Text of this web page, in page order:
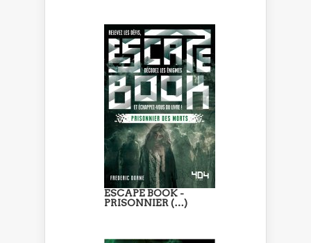
ESCAPE BOOK -
PRISONNIER (…)